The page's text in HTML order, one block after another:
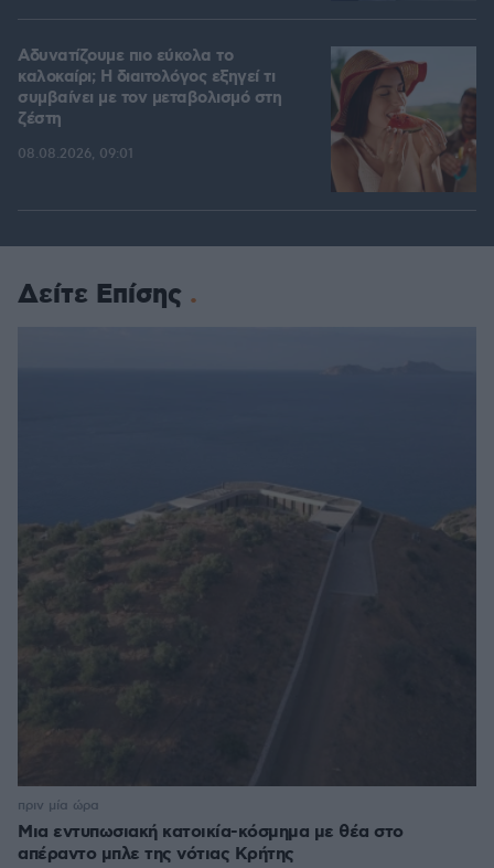
Αδυνατίζουμε πιο εύκολα το
καλοκαίρι; Η διαιτολόγος εξηγεί τι
συμβαίνει με τον μεταβολισμό στη
ζέστη
08.08.2026, 09:01
Δείτε Επίσης
Μια εντυπωσιακή κατοικία-κόσμημα με θέα στο
απέραντο μπλε της νότιας Κρήτης
πριν μία ώρα